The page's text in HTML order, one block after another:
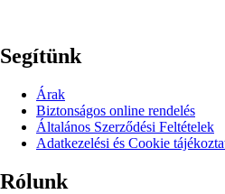
Segítünk
Árak
Biztonságos online rendelés
Általános Szerződési Feltételek
Adatkezelési és Cookie
Rólunk